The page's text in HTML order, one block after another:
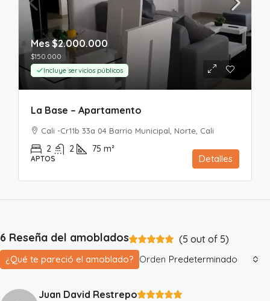
Mes$2.000.000
$150.000
Incluye servicios públicos
La Base – Apartamento
Cali -Cr11b 33a 04 Barrio Municipal, Norte, Cali
2 2 75 m²
APTOS Detalles
6 Reseña del amoblados (5 out of 5)
Orden Predeterminado
¿Qué te pareció el amoblado?
Juan David Restrepo